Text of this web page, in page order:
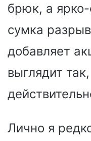
брюк, а
сумка
добавляет
выглядит
Лично я